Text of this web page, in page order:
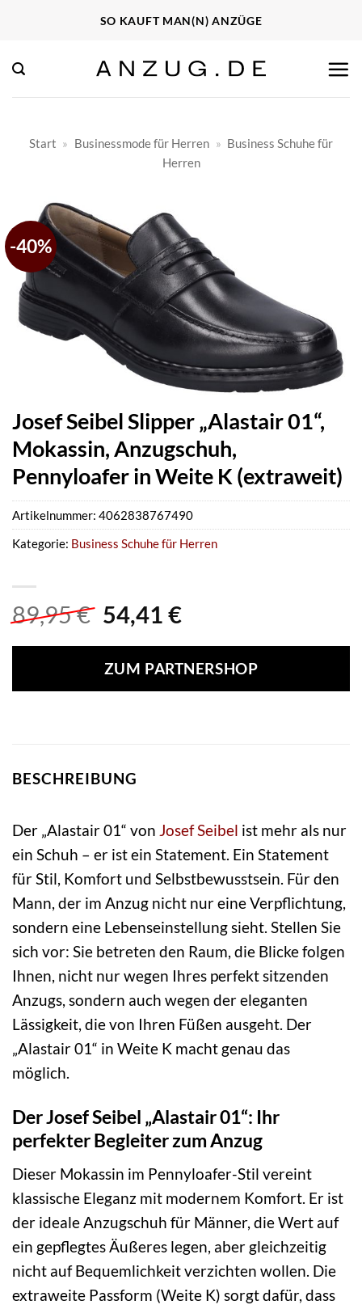
springen
SO KAUFT MAN(N) ANZÜGE
Start » Businessmode für Herren » Business Schuhe für
Herren
-40%
Josef Seibel Slipper „Alastair 01“,
Mokassin, Anzugschuh,
Pennyloafer in Weite K (extraweit)
89,95€ Ursprünglicher
war:
89,95 €
54,41 €Aktueller
ist:
54,41 €.
ZUM PARTNERSHOP
Artikelnummer: 4062838767490
Kategorie: Business Schuhe für Herren
BESCHREIBUNG
Der „Alastair 01“ von Josef Seibel ist mehr als nur
ein Schuh – er ist ein Statement. Ein Statement
für Stil, Komfort und Selbstbewusstsein. Für den
Mann, der im Anzug nicht nur eine Verpflichtung,
sondern eine Lebenseinstellung sieht. Stellen Sie
sich vor: Sie betreten den Raum, die Blicke folgen
Ihnen, nicht nur wegen Ihres perfekt sitzenden
Anzugs, sondern auch wegen der eleganten
Lässigkeit, die von Ihren Füßen ausgeht. Der
„Alastair 01“ in Weite K macht genau das
möglich.
Der Josef Seibel „Alastair 01“: Ihr
perfekter Begleiter zum Anzug
Dieser Mokassin im Pennyloafer-Stil vereint
klassische Eleganz mit modernem Komfort. Er ist
der ideale Anzugschuh für Männer, die Wert auf
ein gepflegtes Äußeres legen, aber gleichzeitig
nicht auf Bequemlichkeit verzichten wollen. Die
extraweite Passform (Weite K) sorgt dafür, dass